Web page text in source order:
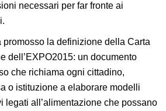
necessari per far fronte ai
promosso la definizione della Carta
dell’EXPO2015: un documento
che richiama ogni cittadino,
o istituzione a elaborare modelli
legati all’alimentazione che possano